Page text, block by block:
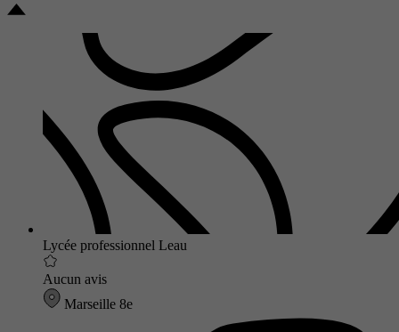
Lycée professionnel Leau
Aucun avis
Marseille 8e